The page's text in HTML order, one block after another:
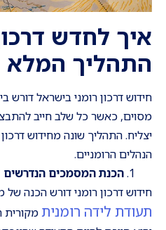
איך לחדש
התהליך המלא
חידוש דרכון רומני בישראל
מסוים, כאשר כל שלב חייב
יצליח. התהליך שונה מחידוש
הנהלים הרומניים.
הכנת המסמכים הנדרשים
חידוש דרכון רומני דורש הכנה
תעודת לידה רומניתמקורית